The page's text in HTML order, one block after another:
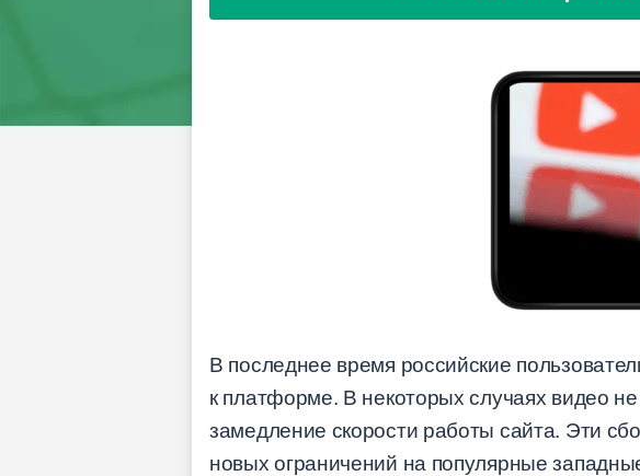
В последнее время российские
к платформе. В некоторых случаях видео
замедление скорости работы сайта. Эти
новых ограничений на популярные